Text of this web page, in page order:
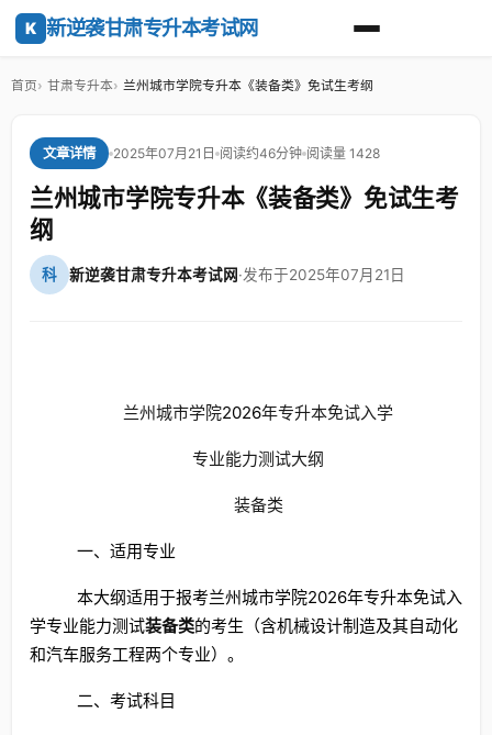
K 新逆袭甘肃专升本考试网
首页 甘肃专升本 兰州城市学院专升本《装备类》免试生考纲
文章详情 2025年07月21日 阅读约46分钟 阅读量 1428
兰州城市学院专升本《装备类》免试生考
纲
科 新逆袭甘肃专升本考试网·发布于2025年07月21日
兰州城市学院2026年专升本免试入学
专业能力测试大纲
装备类
一、适用专业
本大纲适用于报考兰州城市学院2026年专升本免试入
学专业能力测试装备类的考生（含机械设计制造及其自动化
和汽车服务工程两个专业）。
二、考试科目